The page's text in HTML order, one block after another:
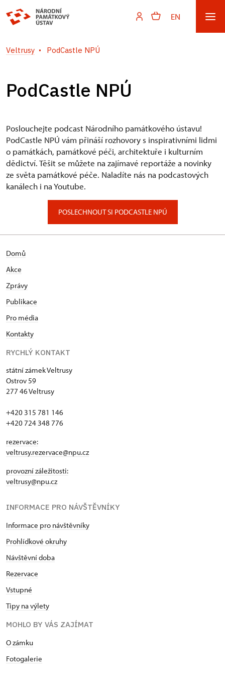
EN
Veltrusy PodCastle NPÚ
PodCastle NPÚ
Poslouchejte podcast Národního památkového ústavu!
PodCastle NPÚ vám přináší rozhovory s inspirativními lidmi
o památkách, památkové péči, architektuře i kulturním
dědictví. Těšit se můžete na zajímavé reportáže a novinky
ze světa památkové péče. Naladíte nás na podcastových
kanálech i na Youtube.
POSLECHNOUT SI PODCASTLE NPÚ
Domů
Akce
Zprávy
Publikace
Pro média
Kontakty
RYCHLÝ KONTAKT
státní zámek Veltrusy
Ostrov 59
277 46 Veltrusy
+420 315 781 146
+420 724 348 776
rezervace:
veltrusy.rezervace@npu.cz
provozní záležitosti:
veltrusy@npu.cz
INFORMACE PRO NÁVŠTĚVNÍKY
Informace pro návštěvníky
Prohlídkové okruhy
Návštěvní doba
Rezervace
Vstupné
Tipy na výlety
MOHLO BY VÁS ZAJÍMAT
O zámku
Fotogalerie